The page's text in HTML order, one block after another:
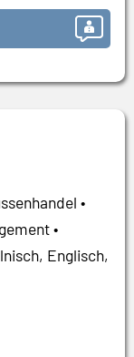
•
•
Englisch,